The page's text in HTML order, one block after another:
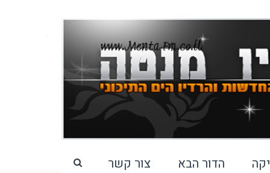
הדור הבא צור קשר